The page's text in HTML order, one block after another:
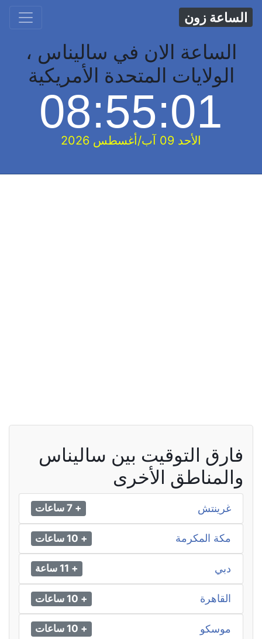
الساعة زون
الساعة الان في ساليناس ،
الولايات المتحدة الأمريكية
08:55:02
الأحد 09 آب/أغسطس 2026
فارق التوقيت بين ساليناس
والمناطق الأخرى
غرينتش + 7 ساعات
مكة المكرمة + 10 ساعات
دبي + 11 ساعة
القاهرة + 10 ساعات
موسكو + 10 ساعات